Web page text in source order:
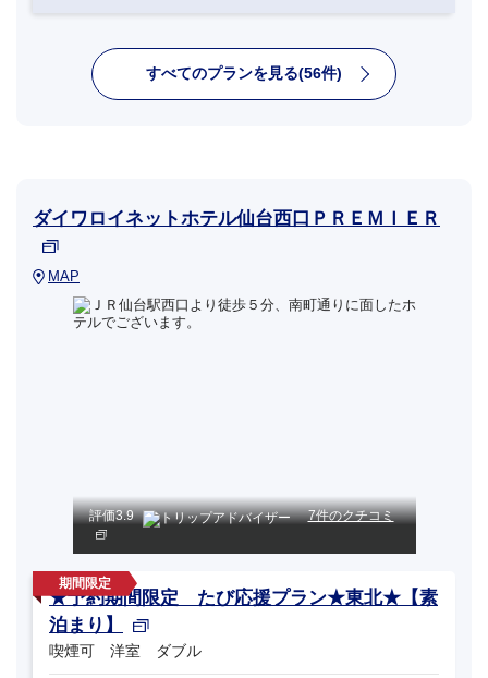
すべてのプランを見る(56件)
ダイワロイネットホテル仙台西口ＰＲＥＭＩＥＲ
MAP
評価3.9 7件のクチコミ
★予約期間限定 たび応援プラン★東北★【素
泊まり】
喫煙可 洋室 ダブル